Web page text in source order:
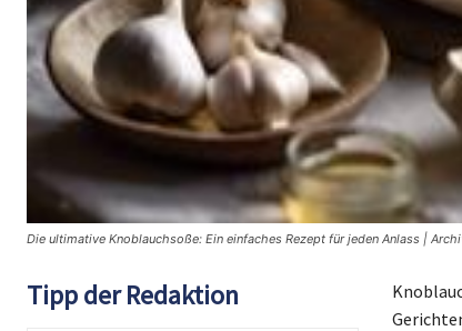
Die ultimative Knoblauchsoße: Ein einfaches Rezept für jeden Anlass |
Tipp der Redaktion